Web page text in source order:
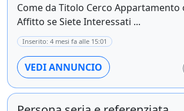
Come da Titolo Cerco Appartamento
Affitto se Siete Interessati ...
Inserito: 4 mesi fa alle 15:01
VEDI ANNUNCIO